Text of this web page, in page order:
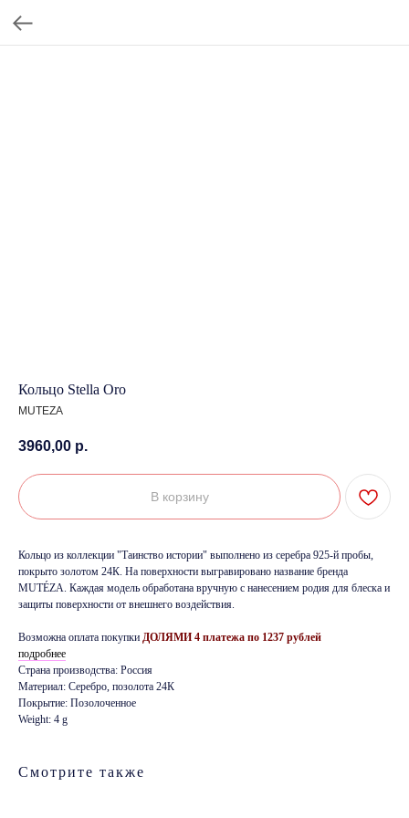
Кольцо Stella Oro
MUTEZA
3960,00 р.
В корзину
Кольцо из коллекции "Таинство истории" выполнено из серебра 925-й пробы,
покрыто золотом 24К. На поверхности выгравировано название бренда
MUTÉZA. Каждая модель обработана вручную с нанесением родия для блеска и
защиты поверхности от внешнего воздействия.
Возможна оплата покупки ДОЛЯМИ 4 платежа по 1237 рублей
подробнее
Страна производства: Россия
Материал: Серебро, позолота 24К
Покрытие: Позолоченное
Weight: 4 g
Смотрите также